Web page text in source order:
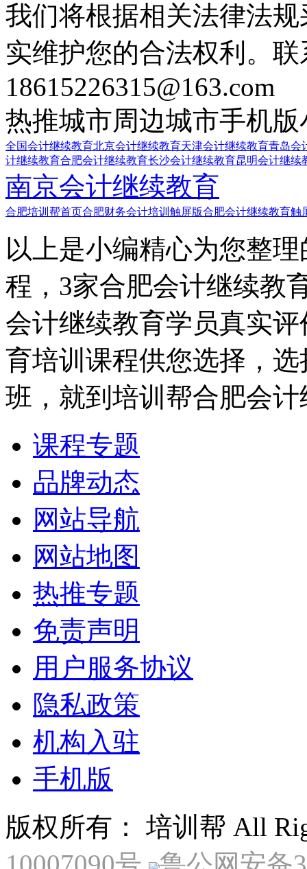
我们将根据相关法律法
实维护您的合法权利。
18615226315@163.com
热推城市周边城市手机版
全国会计继续教育北京会计继续教育天津会计继续教育青岛会
计继续教育合肥会计继续教育长沙会计继续教育昆明会计继续
南京会计继续教育
合肥培训帮首页合肥财务会计培训触屏版合肥会计继续教育触
以上是小编精心为您整
程，3家合肥会计继续教
会计继续教育学员真实
育培训课程供您选择，
班，就到培训帮合肥会
课程专题
品牌动态
网站导航
网站地图
热推专题
免责声明
用户服务协议
隐私政策
机构入驻
手机版
版权所有： 培训帮 All